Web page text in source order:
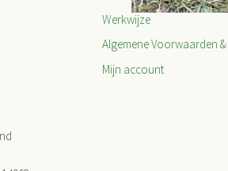
Werkwijze
Algemene Voorwaarden
Mijn account